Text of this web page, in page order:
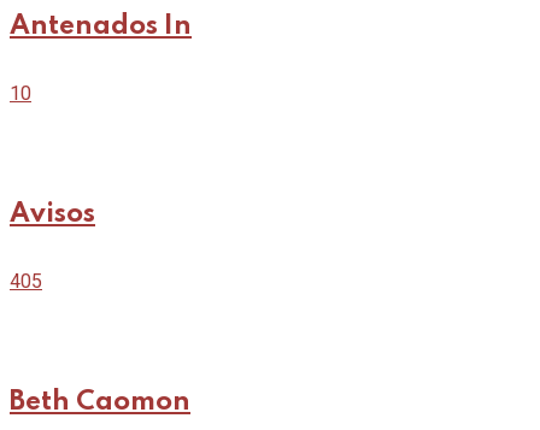
Antenados In
10
Avisos
405
Beth Caomon